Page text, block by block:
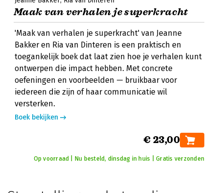
Maak van verhalen je superkracht
'Maak van verhalen je superkracht' van Jeanne
Bakker en Ria van Dinteren is een praktisch en
toegankelijk boek dat laat zien hoe je verhalen kunt
ontwerpen die impact hebben. Met concrete
oefeningen en voorbeelden — bruikbaar voor
iedereen die zijn of haar communicatie wil
versterken.
Boek bekijken
€ 23,00
Op voorraad | Nu besteld, dinsdag in huis | Gratis verzonden